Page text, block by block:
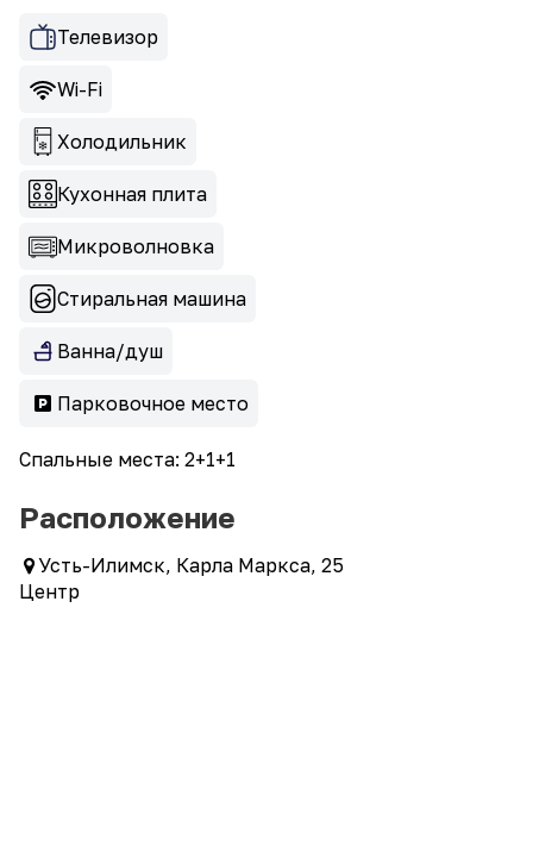
Телевизор
Wi-Fi
Холодильник
Кухонная плита
Микроволновка
Стиральная машина
Ванна/душ
Парковочное место
Спальные места: 2+1+1
Расположение
Усть-Илимск, Карла Маркса, 25
Центр